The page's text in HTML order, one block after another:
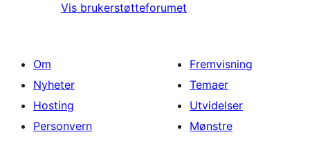
Vis brukerstøtteforumet
Om
Nyheter
Hosting
Personvern
Fremvisning
Temaer
Utvidelser
Mønstre